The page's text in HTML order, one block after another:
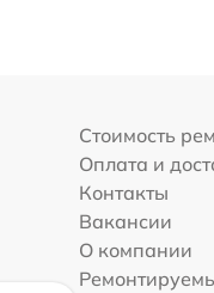
Стоимость
Оплата и
Контакты
Вакансии
О компании